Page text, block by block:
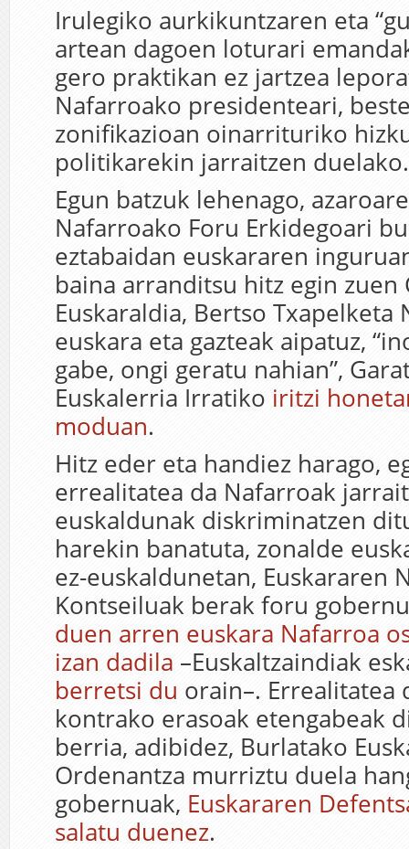
Irulegiko aurkikuntzaren eta
artean dagoen loturari
gero praktikan ez jartzea
Nafarroako presidenteari,
zonifikazioan oinarrituriko
politikarekin jarraitzen duelako.
Egun batzuk lehenago,
Nafarroako Foru Erkidegoari
eztabaidan euskararen
baina arranditsu hitz egin zuen
Euskaraldia, Bertso Txapelketa
euskara eta gazteak aipatuz,
gabe, ongi geratu nahian”,
Euskalerria Irratiko iritzi
moduan.
Hitz eder eta handiez harago,
errealitatea da Nafarroak
euskaldunak diskriminatzen
harekin banatuta, zonalde
ez-euskaldunetan, Euskararen
Kontseiluak berak foru
duen arren euskara Nafarroa
izan dadila –Euskaltzaindiak
berretsi du orain–. Errealitatea
kontrako erasoak etengabeak
berria, adibidez, Burlatako
Ordenantza murriztu duela
gobernuak, Euskararen
salatu duenez.